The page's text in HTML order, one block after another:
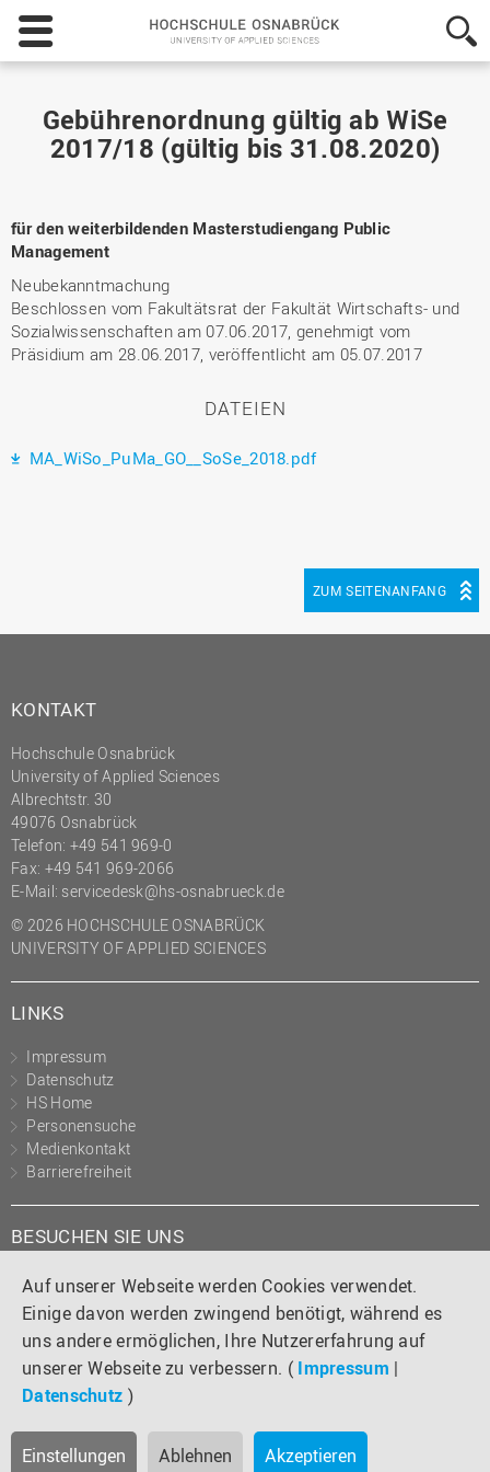
Auf unserer Webseite werden Cookies verwendet.
Einige davon werden zwingend benötigt, während es
uns andere ermöglichen, Ihre Nutzererfahrung auf
unserer Webseite zu verbessern. ( Impressum |
Datenschutz )
Einstellungen Ablehnen Akzeptieren
Hochschule
Osnabrück
-
of
Applied
Sciences
Gebührenordnung gültig ab WiSe
2017/18 (gültig bis 31.08.2020)
für den weiterbildenden Masterstudiengang Public
Management
Neubekanntmachung
Beschlossen vom Fakultätsrat der Fakultät Wirtschafts- und
Sozialwissenschaften am 07.06.2017, genehmigt vom
Präsidium am 28.06.2017, veröffentlicht am 05.07.2017
DATEIEN
MA_WiSo_PuMa_GO__SoSe_2018.pdf
ZUM SEITENANFANG
KONTAKT
Hochschule Osnabrück
University of Applied Sciences
Albrechtstr. 30
49076 Osnabrück
Telefon: +49 541 969-0
Fax: +49 541 969-2066
E-Mail: servicedesk@hs-osnabrueck.de
© 2026 HOCHSCHULE OSNABRÜCK
UNIVERSITY OF APPLIED SCIENCES
LINKS
Impressum
Datenschutz
HS Home
Personensuche
Medienkontakt
Barrierefreiheit
BESUCHEN SIE UNS
Instagram
TiktokLinkedIn
YouTube
Facebook